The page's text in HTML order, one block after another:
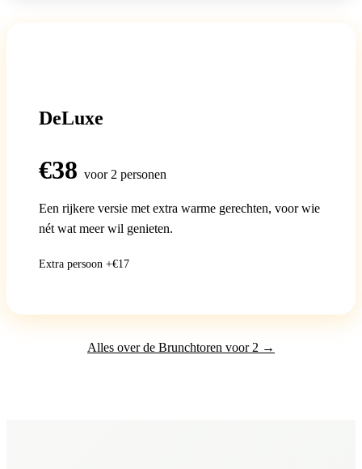
DeLuxe
€38 voor 2 personen
Een rijkere versie met extra warme gerechten, voor wie
nét wat meer wil genieten.
Extra persoon +€17
Alles over de Brunchtoren voor 2 →